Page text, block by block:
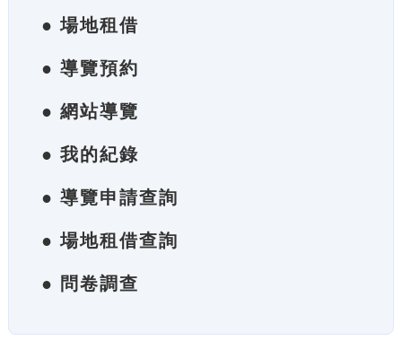
● 場地租借
● 導覽預約
● 網站導覽
● 我的紀錄
● 導覽申請查詢
● 場地租借查詢
● 問卷調查